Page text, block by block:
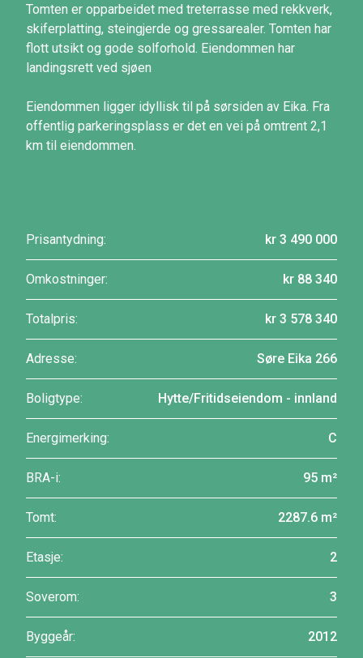
Tomten er opparbeidet med treterrasse med rekkverk,
skiferplatting, steingjerde og gressarealer. Tomten har
flott utsikt og gode solforhold. Eiendommen har
landingsrett ved sjøen
Eiendommen ligger idyllisk til på sørsiden av Eika. Fra
offentlig parkeringsplass er det en vei på omtrent 2,1
km til eiendommen.
Prisantydning: kr 3 490 000
Omkostninger: kr 88 340
Totalpris: kr 3 578 340
Adresse: Søre Eika 266
Boligtype: Hytte/Fritidseiendom - innland
Energimerking: C
BRA-i: 95 m²
Tomt: 2287.6 m²
Etasje: 2
Soverom: 3
Byggeår: 2012